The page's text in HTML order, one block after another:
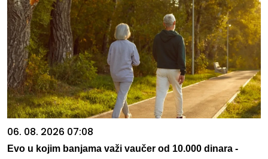
06. 08. 2026 07:08
Evo u kojim banjama važi vaučer od 10.000 dinara -